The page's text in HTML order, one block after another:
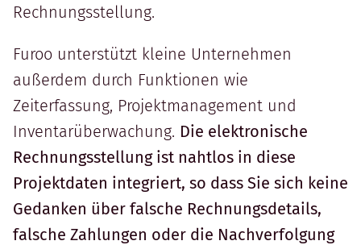
Rechnungsstellung.
Furoo unterstützt kleine Unternehmen
außerdem durch Funktionen wie
Zeiterfassung, Projektmanagement und
Inventarüberwachung. Die elektronische
Rechnungsstellung ist nahtlos in diese
Projektdaten integriert, so dass Sie sich keine
Gedanken über falsche Rechnungsdetails,
falsche Zahlungen oder die Nachverfolgung